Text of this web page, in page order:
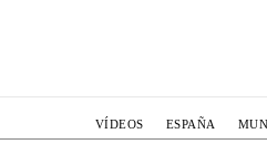
VÍDEOS ESPAÑA